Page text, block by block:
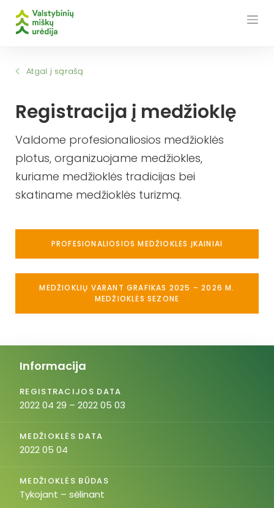
Atgal į sąrašą
Registracija į medžioklę
Valdome profesionaliosios medžioklės
plotus, organizuojame medžiokles,
kuriame medžioklės tradicijas bei
skatiname medžioklės turizmą.
PROFESIONALIOSIOS MEDŽIOKLĖS ĮKAINIAI
MEDŽIOKLIŲ VARANT GRAFIKAS 2025 – 2026 M.
MEDŽIOKLĖS SEZONE
Informacija
REGISTRACIJOS DATA
2022 04 29 – 2022 05 03
MEDŽIOKLĖS DATA
2022 05 04
MEDŽIOKLĖS BŪDAS
Tykojant – sėlinant